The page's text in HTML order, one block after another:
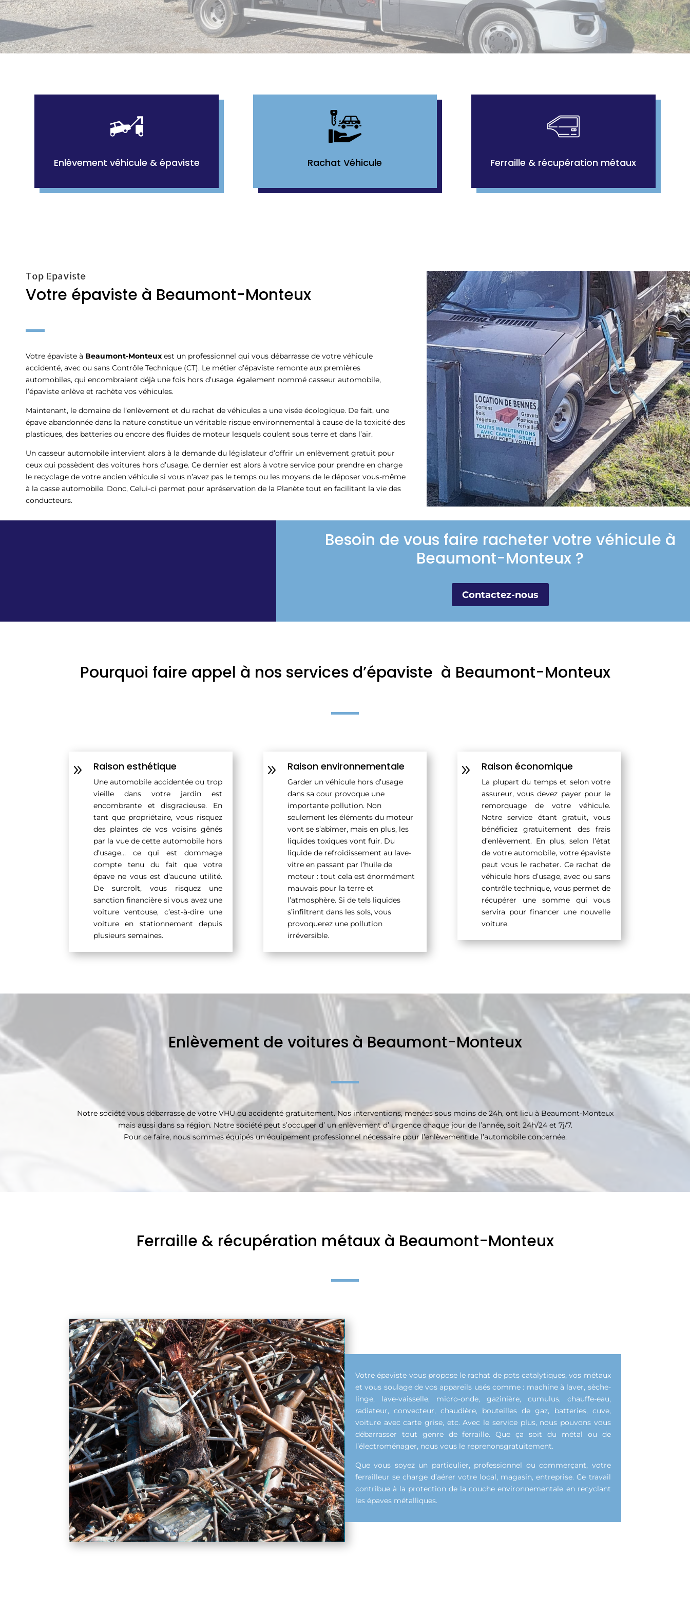
Enlèvement véhicule & épaviste Rachat Véhicule Ferraille & récupération métaux
Top Epaviste
Votre épaviste à Beaumont-Monteux
Votre épaviste à Beaumont-Monteux est un professionnel qui vous débarrasse de votre véhicule
accidenté, avec ou sans Contrôle Technique (CT). Le métier d’épaviste remonte aux premières
automobiles, qui encombraient déjà une fois hors d’usage. également nommé casseur automobile,
l’épaviste enlève et rachète vos véhicules.
Maintenant, le domaine de l’enlèvement et du rachat de véhicules a une visée écologique. De fait, une
épave abandonnée dans la nature constitue un véritable risque environnemental à cause de la toxicité des
plastiques, des batteries ou encore des fluides de moteur lesquels coulent sous terre et dans l’air.
Un casseur automobile intervient alors à la demande du législateur d’offrir un enlèvement gratuit pour
ceux qui possèdent des voitures hors d’usage. Ce dernier est alors à votre service pour prendre en charge
le recyclage de votre ancien véhicule si vous n’avez pas le temps ou les moyens de le déposer vous-même
à la casse automobile. Donc, Celui-ci permet pour apréservation de la Planète tout en facilitant la vie des
conducteurs.
Besoin de vous faire racheter votre véhicule à
Beaumont-Monteux ?
Contactez-nous
Pourquoi faire appel à nos services d’épaviste à Beaumont-Monteux
9 Raison esthétique
Une automobile accidentée ou trop
vieille dans votre jardin est
encombrante et disgracieuse. En
tant que propriétaire, vous risquez
des plaintes de vos voisins gênés
par la vue de cette automobile hors
d’usage… ce qui est dommage
compte tenu du fait que votre
épave ne vous est d’aucune utilité.
De surcroît, vous risquez une
sanction financière si vous avez une
voiture ventouse, c’est-à-dire une
voiture en stationnement depuis
plusieurs semaines.
9 Raison environnementale
Garder un véhicule hors d’usage
dans sa cour provoque une
importante pollution. Non
seulement les éléments du moteur
vont se s’abîmer, mais en plus, les
liquides toxiques vont fuir. Du
liquide de refroidissement au lave-
vitre en passant par l’huile de
moteur : tout cela est énormément
mauvais pour la terre et
l’atmosphère. Si de tels liquides
s’infiltrent dans les sols, vous
provoquerez une pollution
irréversible.
9 Raison économique
La plupart du temps et selon votre
assureur, vous devez payer pour le
remorquage de votre véhicule.
Notre service étant gratuit, vous
bénéficiez gratuitement des frais
d’enlèvement. En plus, selon l’état
de votre automobile, votre épaviste
peut vous le racheter. Ce rachat de
véhicule hors d’usage, avec ou sans
contrôle technique, vous permet de
récupérer une somme qui vous
servira pour financer une nouvelle
voiture.
Enlèvement de voitures à Beaumont-Monteux
Notre société vous débarrasse de votre VHU ou accidenté gratuitement. Nos interventions, menées sous moins de 24h, ont lieu à Beaumont-Monteux
mais aussi dans sa région. Notre société peut s’occuper d’ un enlèvement d’ urgence chaque jour de l’année, soit 24h/24 et 7j/7.
Pour ce faire, nous sommes équipés un équipement professionnel nécessaire pour l’enlèvement de l’automobile concernée.
Ferraille & récupération métaux à Beaumont-Monteux
Votre épaviste vous propose le rachat de pots catalytiques, vos métaux
et vous soulage de vos appareils usés comme : machine à laver, sèche-
linge, lave-vaisselle, micro-onde, gazinière, cumulus, chauffe-eau,
radiateur, convecteur, chaudière, bouteilles de gaz, batteries, cuve,
voiture avec carte grise, etc. Avec le service plus, nous pouvons vous
débarrasser tout genre de ferraille. Que ça soit du métal ou de
l’électroménager, nous vous le reprenonsgratuitement.
Que vous soyez un particulier, professionnel ou commerçant, votre
ferrailleur se charge d’aérer votre local, magasin, entreprise. Ce travail
contribue à la protection de la couche environnementale en recyclant
les épaves métalliques.